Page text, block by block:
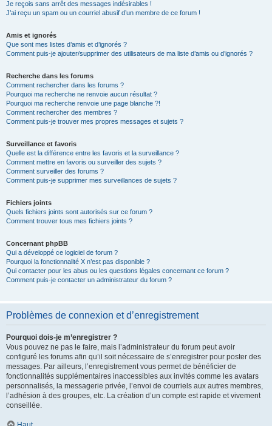
Je reçois sans arrêt des messages indésirables !
J’ai reçu un spam ou un courriel abusif d’un membre de ce forum !
Amis et ignorés
Que sont mes listes d’amis et d’ignorés ?
Comment puis-je ajouter/supprimer des utilisateurs de ma liste d’amis ou d’ignorés ?
Recherche dans les forums
Comment rechercher dans les forums ?
Pourquoi ma recherche ne renvoie aucun résultat ?
Pourquoi ma recherche renvoie une page blanche ?!
Comment rechercher des membres ?
Comment puis-je trouver mes propres messages et sujets ?
Surveillance et favoris
Quelle est la différence entre les favoris et la surveillance ?
Comment mettre en favoris ou surveiller des sujets ?
Comment surveiller des forums ?
Comment puis-je supprimer mes surveillances de sujets ?
Fichiers joints
Quels fichiers joints sont autorisés sur ce forum ?
Comment trouver tous mes fichiers joints ?
Concernant phpBB
Qui a développé ce logiciel de forum ?
Pourquoi la fonctionnalité X n’est pas disponible ?
Qui contacter pour les abus ou les questions légales concernant ce forum ?
Comment puis-je contacter un administrateur du forum ?
Problèmes de connexion et d’enregistrement
Pourquoi dois-je m’enregistrer ?
Vous pouvez ne pas le faire, mais l’administrateur du forum peut avoir
configuré les forums afin qu’il soit nécessaire de s’enregistrer pour poster des
messages. Par ailleurs, l’enregistrement vous permet de bénéficier de
fonctionnalités supplémentaires inaccessibles aux invités comme les avatars
personnalisés, la messagerie privée, l’envoi de courriels aux autres membres,
l’adhésion à des groupes, etc. La création d’un compte est rapide et vivement
conseillée.